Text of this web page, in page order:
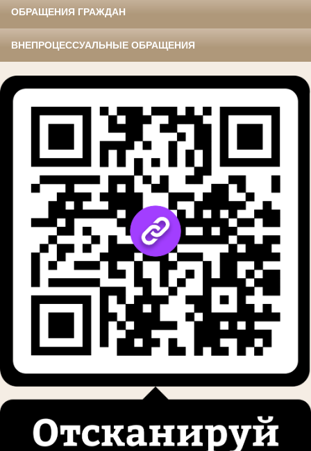
ОБРАЩЕНИЯ ГРАЖДАН
ВНЕПРОЦЕССУАЛЬНЫЕ ОБРАЩЕНИЯ